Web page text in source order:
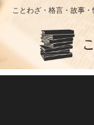
ことわざ・格言・故事